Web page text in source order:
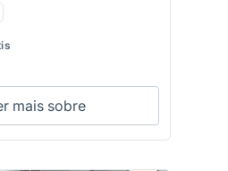
mais sobre